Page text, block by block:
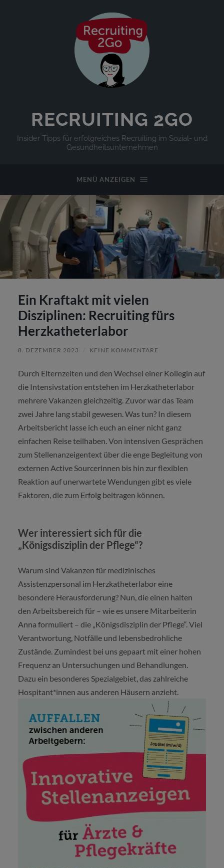
RECRUITING 2GO
Insider Tipps für erfolgreiches Recruiting im Sozial- und
Gesundheitsunternehmen
MENÜ ANZEIGEN
Ein Kraftakt mit vielen
Disziplinen: Recruiting fürs
Herzkatheterlabor
8. DEZEMBER 2023 KEINE KOMMENTARE
Durch Elternzeiten und den Wechsel einer Kollegin auf
die Intensivstation entstehen im Herzkatheterlabor
mehrere Vakanzen gleichzeitig. Zuvor war das Team
zwei Jahre lang stabil gewesen. Was tun? In diesem
Arbeitsbericht lasse ich euch an einer nicht ganz
einfachen Reise teilhaben. Von intensiven Gesprächen
zum Stellenanzeigentext über die enge Begleitung von
externen Active Sourcerinnen bis hin zur flexiblen
Reaktion auf unerwartete Wendungen gibt es viele
Faktoren, die zum Erfolg beitragen können.
Wer interessiert sich für die
„Königsdisziplin der Pflege“?
Warum sind Vakanzen für medizinisches
Assistenzpersonal im Herzkatheterlabor eine
besondere Herausforderung? Nun, die einen halten
den Arbeitsbereich für – wie es unsere Mitarbeiterin
Anna formuliert – die „Königsdisziplin der Pflege“. Viel
Verantwortung, Notfälle und lebensbedrohliche
Zustände. Zumindest bei uns gepaart mit einer hohen
Frequenz an Untersuchungen und Behandlungen.
Dazu ein besonderes Spezialgebiet, das zahlreiche
Hospitant*innen aus anderen Häusern anzieht.